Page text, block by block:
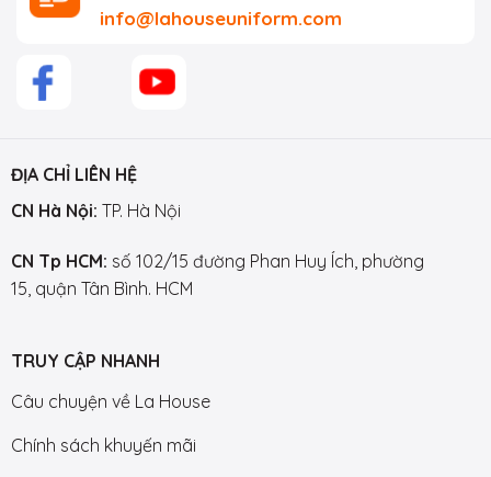
info@lahouseuniform.com
ĐỊA CHỈ LIÊN HỆ
CN Hà Nội: TP. Hà Nội
CN Tp HCM: số 102/15 đường Phan Huy Ích, phường
15, quận Tân Bình. HCM
TRUY CẬP NHANH
Câu chuyện về La House
Chính sách khuyến mãi